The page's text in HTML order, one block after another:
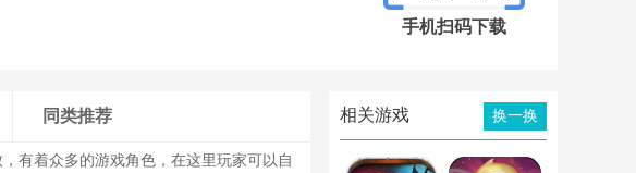
手机扫码下载
同类推荐
有着众多的游戏角色，在这里玩家可以自
相关游戏 换一换